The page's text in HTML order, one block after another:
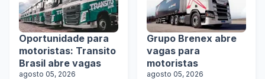
Oportunidade para
motoristas: Transito
Brasil abre vagas
agosto 05, 2026
Grupo Brenex abre
vagas para
motoristas
agosto 05, 2026